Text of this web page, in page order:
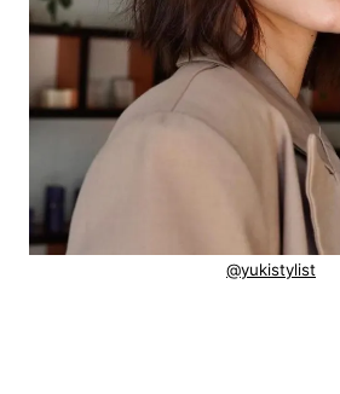
@yukistylist